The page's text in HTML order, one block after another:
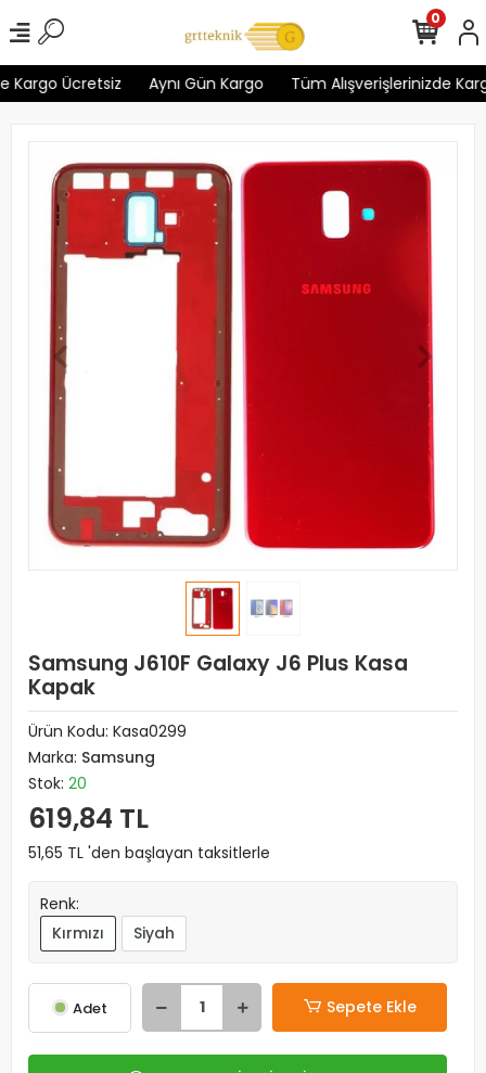
Ücretsiz Aynı Gün Kargo Tüm Alışverişlerinizde
0
Samsung J610F Galaxy J6 Plus Kasa
Kapak
Ürün Kodu: Kasa0299
Marka: Samsung
Stok: 20
619,84 TL
51,65 TL 'den başlayan taksitlerle
Renk:
Kırmızı
Siyah
Adet Sepete Ekle